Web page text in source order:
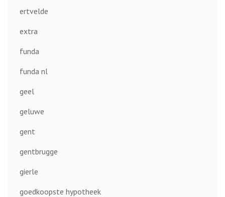
ertvelde
extra
funda
funda nl
geel
geluwe
gent
gentbrugge
gierle
goedkoopste hypotheek